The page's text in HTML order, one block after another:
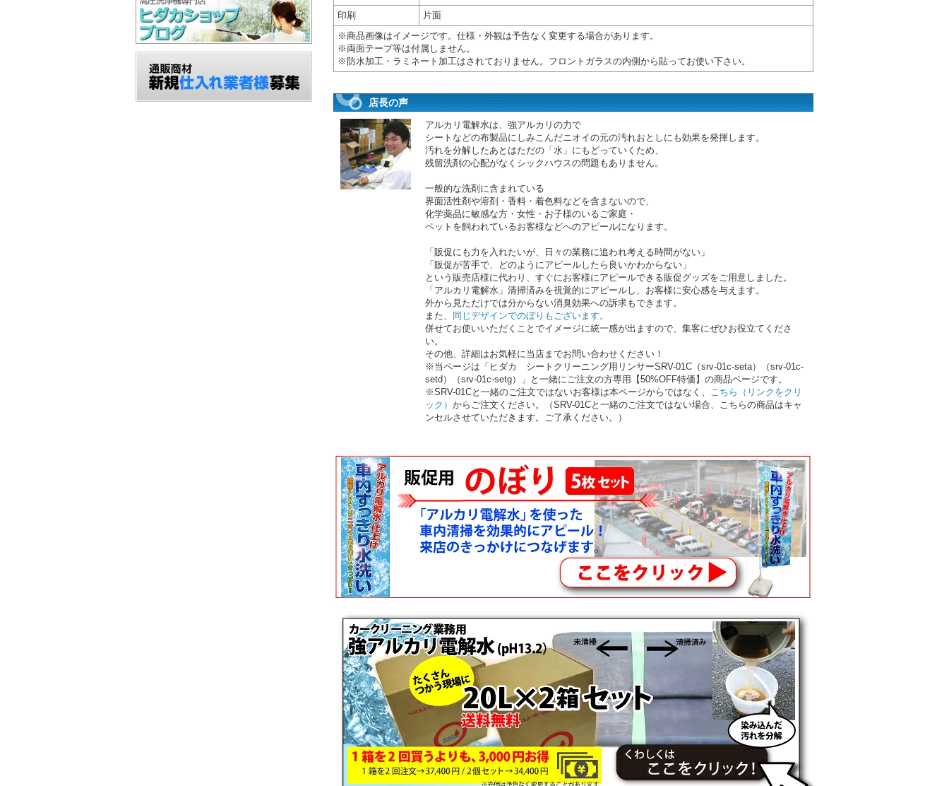
印刷
片面
※商品画像はイメージです。仕様・外観は予告なく変更する場合があります。
※両面テープ等は付属しません。
※防水加工・ラミネート加工はされておりません。フロントガラスの内側から貼ってお使い下さい。
店長の声
アルカリ電解水は、強アルカリの力で
シートなどの布製品にしみこんだニオイの元の汚れおとしにも効果を発揮します。
汚れを分解したあとはただの「水」にもどっていくため、
残留洗剤の心配がなくシックハウスの問題もありません。
一般的な洗剤に含まれている
界面活性剤や溶剤・香料・着色料などを含まないので、
化学薬品に敏感な方・女性・お子様のいるご家庭・
ペットを飼われているお客様などへのアピールになります。
「販促にも力を入れたいが、日々の業務に追われ考える時間がない」
「販促が苦手で、どのようにアピールしたら良いかわからない」
という販売店様に代わり、すぐにお客様にアピールできる販促グッズをご用意しました。
「アルカリ電解水」清掃済みを視覚的にアピールし、お客様に安心感を与えます。
外から見ただけでは分からない消臭効果への訴求もできます。
また、
同じデザインでのぼりもございます。
併せてお使いいただくことでイメージに統一感が出ますので、集客にぜひお役立てくださ
い。
その他、詳細はお気軽に当店までお問い合わせください！
※当ページは「ヒダカ シートクリーニング用リンサーSRV-01C（srv-01c-seta）（srv-01c-
setd）（srv-01c-setg）」と一緒にご注文の方専用【50%OFF特価】の商品ページです。
※SRV-01Cと一緒のご注文ではないお客様は本ページからではなく、 こちら（リンクをクリ
ック） からご注文ください。（SRV-01Cと一緒のご注文ではない場合、こちらの商品はキャ
ンセルさせていただきます。ご了承ください。）